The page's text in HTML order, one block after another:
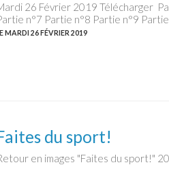
26 Février 2019 Télécharger
n°7 Partie n°8 Partie n°9
MARDI 26 FÉVRIER 2019
du sport!
en images "Faites du sport!"